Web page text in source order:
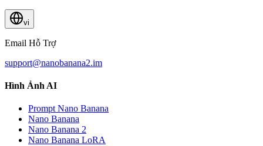
vi
Email Hỗ Trợ
support@nanobanana2.im
Hình Ảnh AI
Prompt Nano Banana
Nano Banana
Nano Banana 2
Nano Banana LoRA